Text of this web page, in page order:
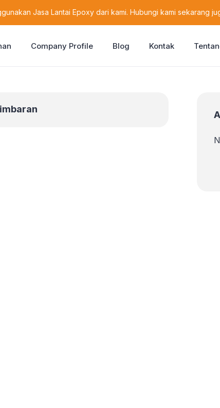
Jasa Lantai Epoxy dari kami. Hubungi kami sekarang
Company Profile Blog Kontak